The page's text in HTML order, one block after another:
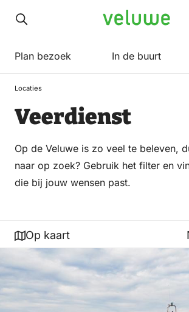
Veluwe
Plan bezoek In de buurt
Locaties
Veerdienst
Op de Veluwe is zo veel te beleven,
naar op zoek? Gebruik het filter en
die bij jouw wensen past.
Op kaart